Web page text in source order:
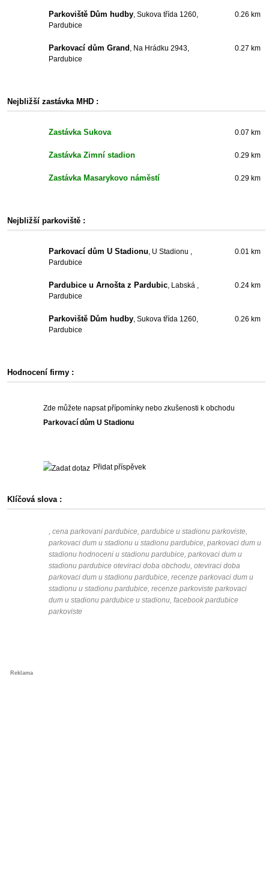
Parkoviště Dům hudby, Sukova třída 1260,
Pardubice
0.26 km
Parkovací dům Grand , Na Hrádku 2943,
Pardubice
0.27 km
Nejbližší zastávka MHD :
Zastávka Sukova 0.07 km
Zastávka Zimní stadion 0.29 km
Zastávka Masarykovo náměstí 0.29 km
Nejbližší parkoviště :
Parkovací dům U Stadionu, U Stadionu ,
Pardubice
0.01 km
Pardubice u Arnošta z Pardubic, Labská ,
Pardubice
0.24 km
Parkoviště Dům hudby, Sukova třída 1260,
Pardubice
0.26 km
Hodnocení firmy :
Zde můžete napsat přípomínky nebo zkušenosti k obchodu
Parkovací dům U Stadionu
Přidat příspěvek
Klíčová slova :
, cena parkovani pardubice, pardubice u stadionu parkoviste,
parkovaci dum u stadionu u stadionu pardubice, parkovaci dum u
stadionu hodnoceni u stadionu pardubice, parkovaci dum u
stadionu pardubice oteviraci doba obchodu, oteviraci doba
parkovaci dum u stadionu pardubice, recenze parkovaci dum u
stadionu u stadionu pardubice, recenze parkoviste parkovaci
dum u stadionu pardubice u stadionu, facebook pardubice
parkoviste
Reklama